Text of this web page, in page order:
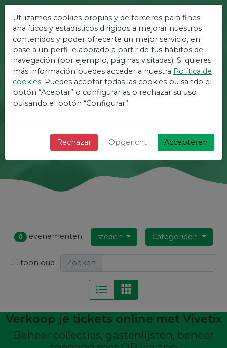
Het Gemakkelijkste
Platform Voor
Evenementen
+ Snel + Eenvoudig en gratis!
Zoeken
0 evenementen steden Categorieën
toon oud Zoeken
Verkoop je tickets online met Vivetix
Beheer collecties, gastenlijsten, beheer
Utilizamos cookies propias y de terceros para fines
analíticos y estadísticos dirigidos a mejorar nuestros
contenidos y poder ofrecerte un mejor servicio, en
base a un perfil elaborado a partir de tus hábitos de
navegación (por ejemplo, páginas visitadas). Si quieres
más información puedes acceder a nuestra Política de
cookies. Puedes aceptar todas las cookies pulsando el
botón “Aceptar” o configurarlas o rechazar su uso
pulsando el botón “Configurar”
Rechazar Opgericht Accepteren